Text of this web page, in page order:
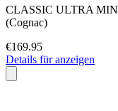
CLASSIC ULTRA
(Cognac)
€169.95
Details für anzeigen